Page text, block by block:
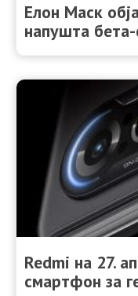
Елон Маск
напушта
Redmi на 27.
смартфон за